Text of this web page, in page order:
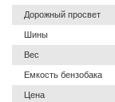
Дорожный просвет
Шины
Вес
Емкость бензобака
Цена